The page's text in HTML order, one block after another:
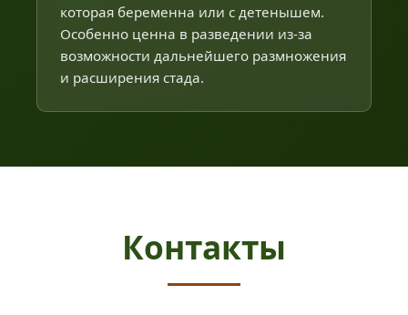
которая беременна или с детенышем.
Особенно ценна в разведении из-за
возможности дальнейшего размножения
и расширения стада.
Контакты